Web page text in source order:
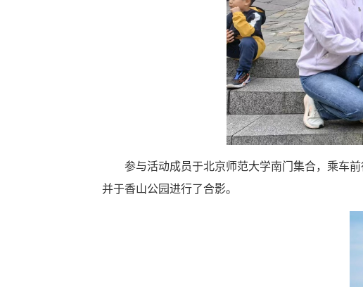
参与活动成员于北京师范大学南门集合，乘车
并于香山公园进行了合影。